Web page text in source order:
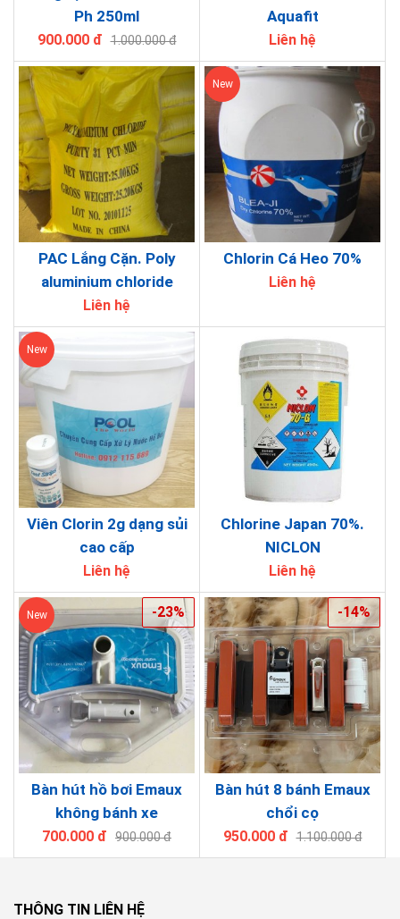
Ph 250ml
900.000 đ 1.000.000 đ
Aquafit
Liên hệ
PAC Lắng Cặn. Poly
aluminium chloride
Liên hệ
New
Chlorin Cá Heo 70%
Liên hệ
New
Viên Clorin 2g dạng sủi
cao cấp
Liên hệ
Chlorine Japan 70%.
NICLON
Liên hệ
New
Bàn hút hồ bơi Emaux
không bánh xe
-23%
700.000 đ 900.000 đ
Bàn hút 8 bánh Emaux
chổi cọ
-14%
950.000 đ 1.100.000 đ
THÔNG TIN LIÊN HỆ